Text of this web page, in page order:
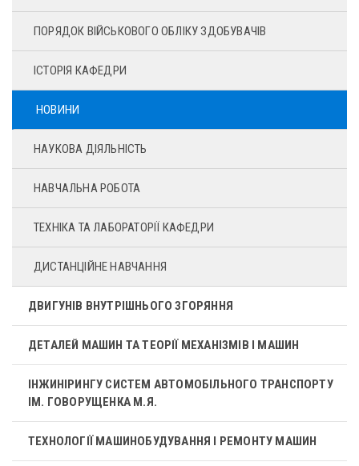
ПОРЯДОК ВІЙСЬКОВОГО ОБЛІКУ ЗДОБУВАЧІВ
ІСТОРІЯ КАФЕДРИ
НОВИНИ
НАУКОВА ДІЯЛЬНІСТЬ
НАВЧАЛЬНА РОБОТА
ТЕХНІКА ТА ЛАБОРАТОРІЇ КАФЕДРИ
ДИСТАНЦІЙНЕ НАВЧАННЯ
ДВИГУНІВ ВНУТРІШНЬОГО ЗГОРЯННЯ
ДЕТАЛЕЙ МАШИН ТА ТЕОРІЇ МЕХАНІЗМІВ І МАШИН
ІНЖИНІРИНГУ СИСТЕМ АВТОМОБІЛЬНОГО ТРАНСПОРТУ
ІМ. ГОВОРУЩЕНКА М.Я.
ТЕХНОЛОГІЇ МАШИНОБУДУВАННЯ І РЕМОНТУ МАШИН